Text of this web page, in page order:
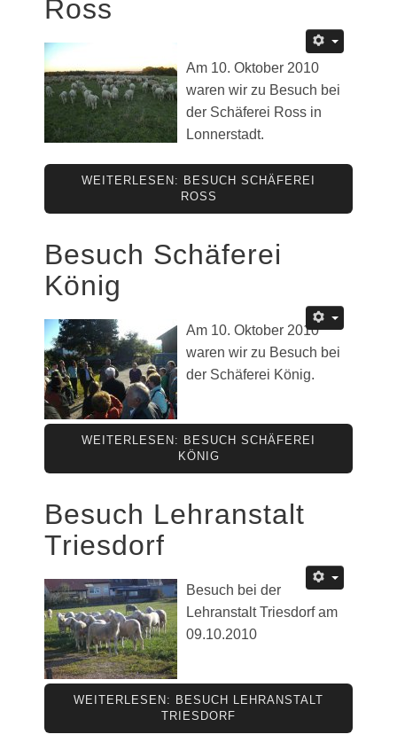
Ross
Am 10. Oktober 2010
waren wir zu Besuch bei
der Schäferei Ross in
Lonnerstadt.
WEITERLESEN: BESUCH SCHÄFEREI
ROSS
Besuch Schäferei
König
Am 10. Oktober 2010
waren wir zu Besuch bei
der Schäferei König.
WEITERLESEN: BESUCH SCHÄFEREI
KÖNIG
Besuch Lehranstalt
Triesdorf
Besuch bei der
Lehranstalt Triesdorf am
09.10.2010
WEITERLESEN: BESUCH LEHRANSTALT
TRIESDORF